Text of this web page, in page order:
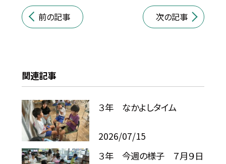
前の記事 次の記事
関連記事
３年 なかよしタイム
2026/07/15
３年 今週の様子 ７月９日